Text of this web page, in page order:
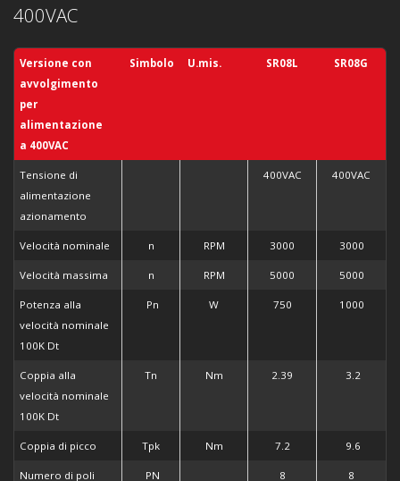
400VAC
Versione con
avvolgimento
per
alimentazione
a 400VAC
Simbolo U.mis. SR08L SR08G
Tensione di
alimentazione
azionamento
400VAC 400VAC
Velocità nominale n RPM 3000 3000
Velocità massima n RPM 5000 5000
Potenza alla
velocità nominale
100K Dt
Pn W 750 1000
Coppia alla
velocità nominale
100K Dt
Tn Nm 2.39 3.2
Coppia di picco Tpk Nm 7.2 9.6
Numero di poli PN 8 8